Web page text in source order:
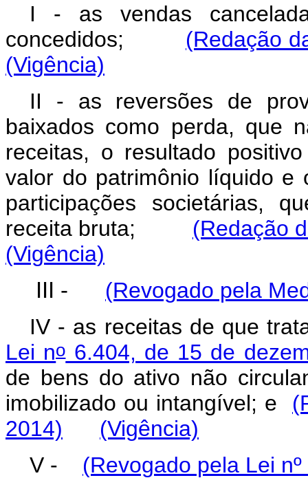
I - as vendas
concedidos; (Redação
(Vigência)
II - as reversões de
baixados como perda, que
receitas, o resultado
valor do patrimônio líquido e
participações societárias,
receita bruta; (Redação
(Vigência)
III -
(Revogado pela
IV - as receitas de que
Lei no6.404, de 15 de
de bens do ativo não
imobilizado ou intangível; e
2014)
(Vigência)
V -
(Revogado pela Lei